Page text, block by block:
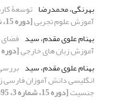
بهرنگی، محمدرضا توسعۀ
آموزش علوم تجربی[دوره 15، شماره 3، 1395، صفحه 85-108]
بهنام علوی مقدم، سید
آموزش زبان های خارجی[دوره 15، شماره 1، 1395، صفحه 47-70]
بهنام علوی مقدم، سید
انگلیسی دانش آموزان فارسی
جنسیت[دوره 15، شماره 3، 1395، صفحه 109-124]